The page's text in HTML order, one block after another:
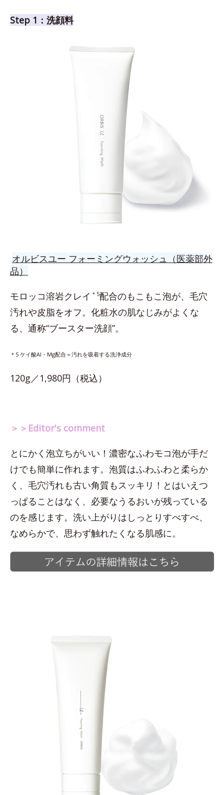
Step 1：洗顔料
オルビスユー フォーミングウォッシュ（医薬部外
品）
モロッコ溶岩クレイ ＊5配合のもこもこ泡が、毛穴
汚れや皮脂をオフ。化粧水の肌なじみがよくな
る、通称“ブースター洗顔”。
＊5 ケイ酸Al・Mg配合＝汚れを吸着する洗浄成分
120g／1,980円（税込）
＞＞Editor's comment
とにかく泡立ちがいい！濃密なふわモコ泡が手だ
けでも簡単に作れます。泡質はふわふわと柔らか
く、毛穴汚れも古い角質もスッキリ！とはいえつ
っぱることはなく、必要なうるおいが残っている
のを感じます。洗い上がりはしっとりすべすべ、
なめらかで、思わず触れたくなる肌感に。